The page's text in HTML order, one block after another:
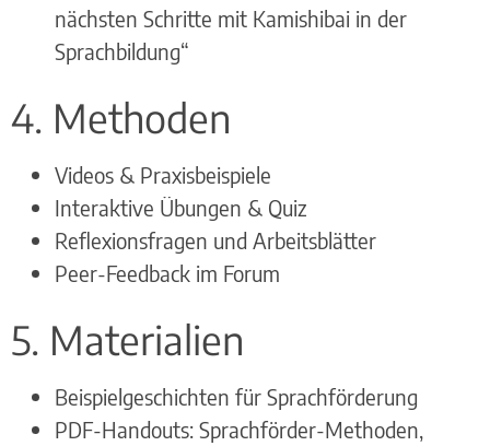
nächsten Schritte mit Kamishibai in der
Sprachbildung“
4. Methoden
Videos & Praxisbeispiele
Interaktive Übungen & Quiz
Reflexionsfragen und Arbeitsblätter
Peer-Feedback im Forum
5. Materialien
Beispielgeschichten für Sprachförderung
PDF-Handouts: Sprachförder-Methoden,